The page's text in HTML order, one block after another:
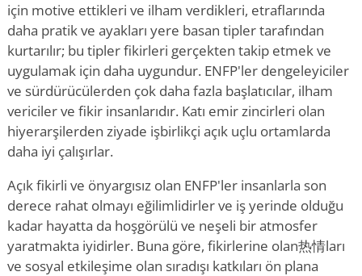
için motive ettikleri ve ilham verdikleri, etraflarında
daha pratik ve ayakları yere basan tipler tarafından
kurtarılır; bu tipler fikirleri gerçekten takip etmek ve
uygulamak için daha uygundur. ENFP'ler dengeleyiciler
ve sürdürücülerden çok daha fazla başlatıcılar, ilham
vericiler ve fikir insanlarıdır. Katı emir zincirleri olan
hiyerarşilerden ziyade işbirlikçi açık uçlu ortamlarda
daha iyi çalışırlar.
Açık fikirli ve önyargısız olan ENFP'ler insanlarla son
derece rahat olmayı eğilimlidirler ve iş yerinde olduğu
kadar hayatta da hoşgörülü ve neşeli bir atmosfer
yaratmakta iyidirler. Buna göre, fikirlerine olan热情ları
ve sosyal etkileşime olan sıradışı katkıları ön plana